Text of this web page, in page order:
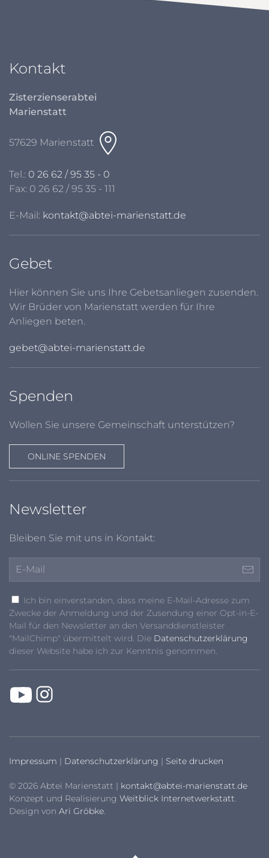
Kontakt
Zisterzienserabtei
Marienstatt
57629 Marienstatt
Tel.: 0 26 62 / 95 35 - 0
Fax: 0 26 62 / 95 35 - 111
E-Mail: kontakt@abtei-marienstatt.de
Gebet
Hier können Sie uns Ihre Gebetsanliegen zusenden.
Wir Brüder von Marienstatt werden für Ihre
Anliegen beten.
gebet@abtei-marienstatt.de
Spenden
Wollen Sie unsere Gemeinschaft unterstützen?
ONLINE SPENDEN
Newsletter
Bleiben Sie mit uns in Kontakt:
Ich bin einverstanden, dass meine E-Mail-Adresse zum
Zwecke der Anmeldung und der Zusendung einer Opt-in-E-
Mail für den Newsletter an den Versanddienstleister
"MailChimp" übermittelt wird. Die Datenschutzerklärung
dieser Website habe ich zur Kenntnis genommen.
Impressum | Datenschutzerklärung | Seite drucken
© 2026 Abtei Marienstatt | kontakt@abtei-marienstatt.de
Konzept und Realisierung Weitblick Internetwerkstatt.
Design von Ari Gröbke.